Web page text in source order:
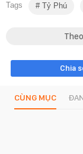
Tags Tỷ Phú
Chia
CÙNG MỤC